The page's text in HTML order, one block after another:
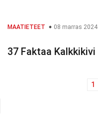
MAATIETEET 08 marras 2024
37 Faktaa Kalkkikivi
1